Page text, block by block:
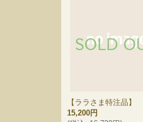
【ララさま特注品】
15,200円